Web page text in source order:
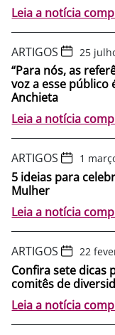
Leia a notícia
ARTIGOS 25
“Para nós, as
voz a esse público
Anchieta
Leia a notícia
ARTIGOS 1
5 ideias para
Mulher
Leia a notícia
ARTIGOS 22
Confira sete dicas
comitês de
Leia a notícia